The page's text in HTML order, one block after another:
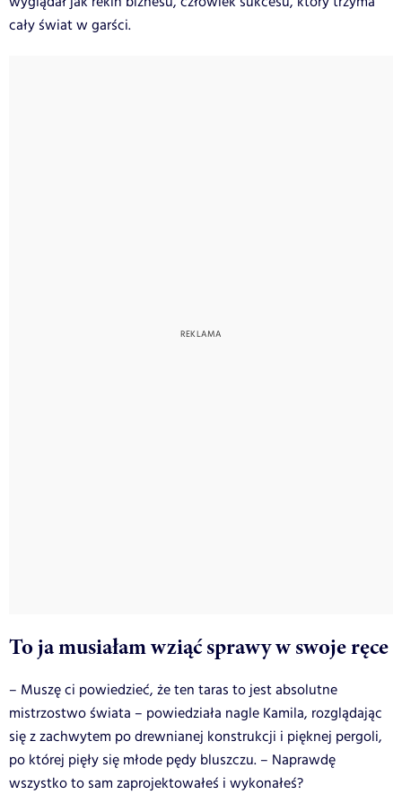
cały świat w garści.
To ja musiałam wziąć sprawy w swoje ręce
– Muszę ci powiedzieć, że ten taras to jest absolutne
mistrzostwo świata – powiedziała nagle Kamila, rozglądając
się z zachwytem po drewnianej konstrukcji i pięknej pergoli,
po której pięły się młode pędy bluszczu. – Naprawdę
wszystko to sam zaprojektowałeś i wykonałeś?